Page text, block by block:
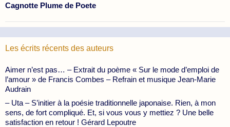
Cagnotte Plume de Poete
Les écrits récents des auteurs
Aimer n’est pas… – Extrait du poème « Sur le mode d’emploi de
l’amour » de Francis Combes – Refrain et musique Jean-Marie
Audrain
– Uta – S’initier à la poésie traditionnelle japonaise. Rien, à mon
sens, de fort compliqué. Et, si vous vous y mettiez ? Une belle
satisfaction en retour ! Gérard Lepoutre